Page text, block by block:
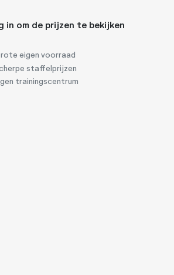
in om de prijzen te bekijken
eigen voorraad
staffelprijzen
trainingscentrum